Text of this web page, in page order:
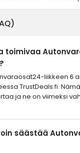
toimivaa
liikkeen 6
TrustDeals.fi.
ja ne on viimeksi
säästää